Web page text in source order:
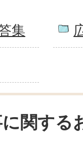
集
関する